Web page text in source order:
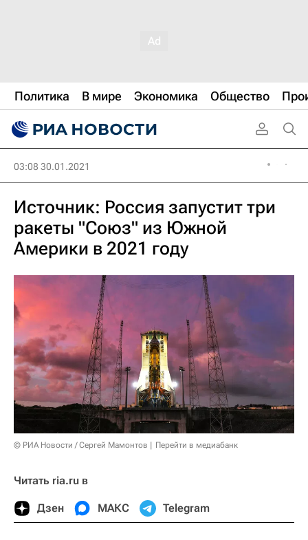
Политика В мире Экономика Общество
03:08 30.01.2021
Источник: Россия запустит три
ракеты "Союз" из Южной
Америки в 2021 году
© РИА Новости / Сергей Мамонтов Перейти в медиабанк
Читать ria.ru в
Дзен МАКС Telegram